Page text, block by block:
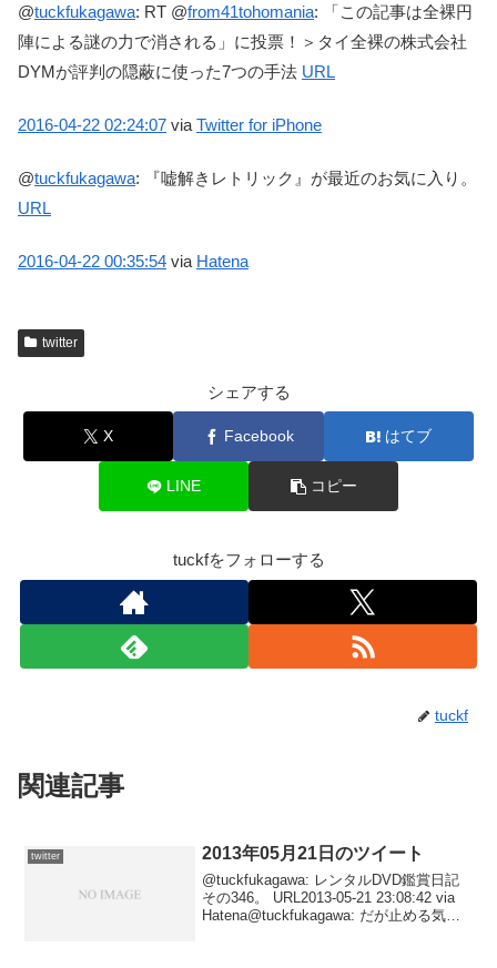
@tuckfukagawa: RT @from41tohomania: 「この記事は全裸円
陣による謎の力で消される」に投票！＞タイ全裸の株式会社
DYMが評判の隠蔽に使った7つの手法 URL
2016-04-22 02:24:07 via Twitter for iPhone
@tuckfukagawa:
『嘘解きレトリック』が最近のお気に入り。
URL
2016-04-22 00:35:54 via Hatena
twitter
シェアする
X Facebook はてブ
LINE コピー
tuckfをフォローする
tuckf
関連記事
twitter 2013年05月21日のツイート
@tuckfukagawa: レンタルDVD鑑賞日記
その346。 URL2013-05-21 23:08:42 via
Hatena@tuckfukagawa: だが止める気は